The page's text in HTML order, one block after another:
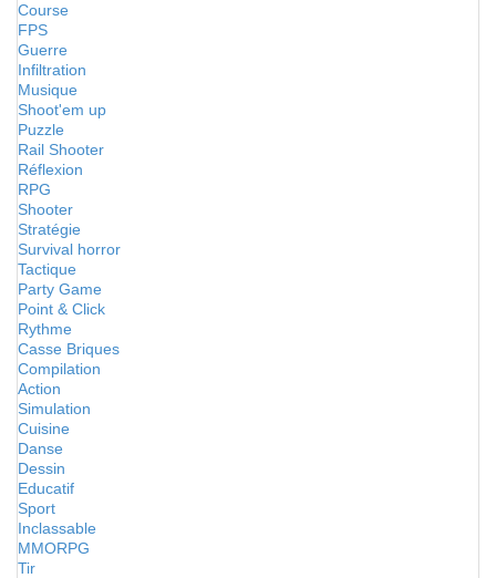
Course
FPS
Guerre
Infiltration
Musique
Shoot'em up
Puzzle
Rail Shooter
Réflexion
RPG
Shooter
Stratégie
Survival horror
Tactique
Party Game
Point & Click
Rythme
Casse Briques
Compilation
Action
Simulation
Cuisine
Danse
Dessin
Educatif
Sport
Inclassable
MMORPG
Tir